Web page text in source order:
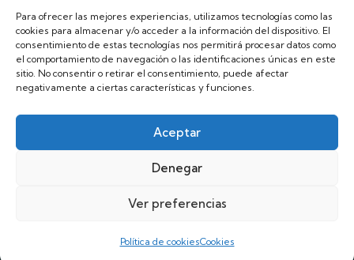
Para ofrecer las mejores experiencias, utilizamos tecnologías como las
cookies para almacenar y/o acceder a la información del dispositivo. El
consentimiento de estas tecnologías nos permitirá procesar datos como
el comportamiento de navegación o las identificaciones únicas en este
sitio. No consentir o retirar el consentimiento, puede afectar
negativamente a ciertas características y funciones.
Aceptar
Denegar
Ver preferencias
Política de cookiesCookies
Correo
asistenteadministrativo@codabas.com
asistentedegerencia@codabas.com
Dirección
© 2025 todos los derechos reservados Codabas.